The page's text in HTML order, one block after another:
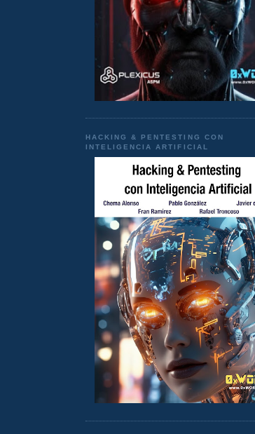
HACKING & PENTESTING CON
INTELIGENCIA ARTIFICIAL